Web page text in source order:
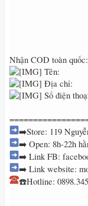
Nhận COD toàn quốc:
Tên:
Địa chỉ:
Số điện
➡️Store: 119
➡️ Open: 8h-22h
➡️ Link FB:
➡️ Link website:
☎️Hotline: